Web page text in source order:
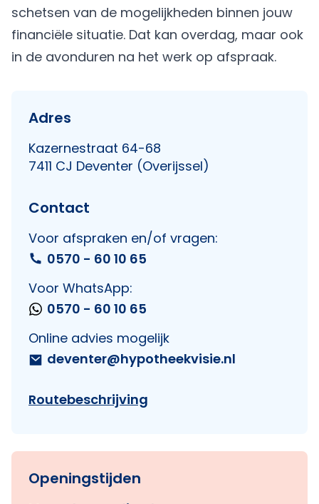
schetsen van de mogelijkheden binnen jouw
financiële situatie. Dat kan overdag, maar ook
in de avonduren na het werk op afspraak.
Adres
Kazernestraat 64-68
7411 CJ Deventer (Overijssel)
Contact
Voor afspraken en/of vragen:
0570 - 60 10 65
Voor WhatsApp:
0570 - 60 10 65
Online advies mogelijk
deventer@hypotheekvisie.nl
Routebeschrijving
Openingstijden